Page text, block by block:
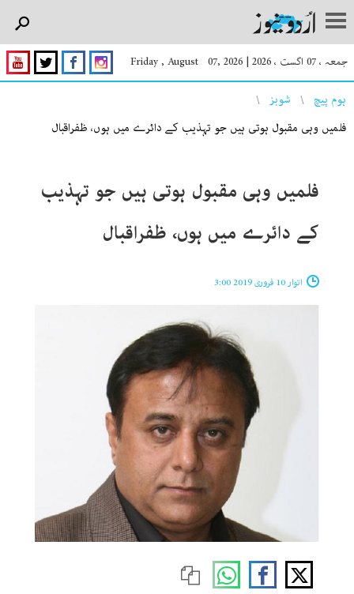
جمعہ ، 07 اگست ، 2026 |
Friday , August 07, 2026
You are here
ہوم پیچ
شوبز
فلمیں وہی مقبول ہوتی ہیں جو تہذیب کے دائرے میں ہوں، ظفراقبال
فلمیں وہی مقبول ہوتی ہیں جو تہذیب
کے دائرے میں ہوں، ظفراقبال
اتوار 10 فروری 2019 3:00